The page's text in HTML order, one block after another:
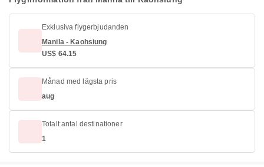
Exklusiva flygerbjudanden
Manila - Kaohsiung
US$ 64.15
Månad med lägsta pris
aug
Totalt antal destinationer
1